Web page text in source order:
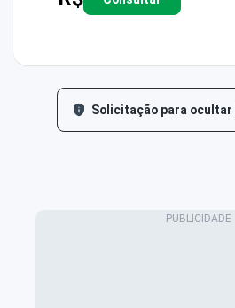
Solicitação para ocultar